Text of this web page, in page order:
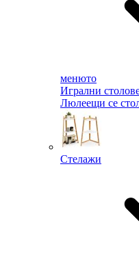
менюто
Игрални
Люлеещи се
Стелажи